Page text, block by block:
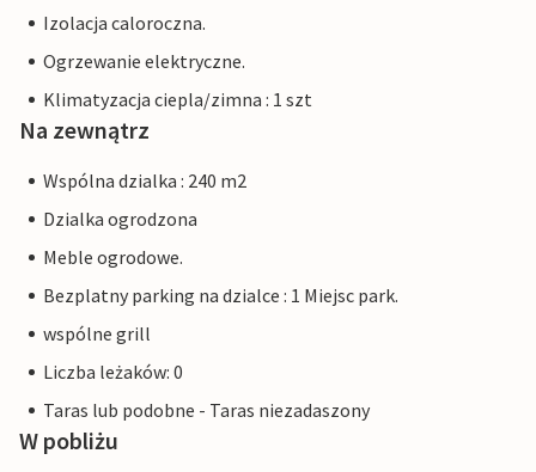
Izolacja caloroczna.
Ogrzewanie elektryczne.
Klimatyzacja ciepla/zimna : 1 szt
Na zewnątrz
Wspólna dzialka : 240 m2
Dzialka ogrodzona
Meble ogrodowe.
Bezplatny parking na dzialce : 1 Miejsc park.
wspólne grill
Liczba leżaków: 0
Taras lub podobne - Taras niezadaszony
W pobliżu